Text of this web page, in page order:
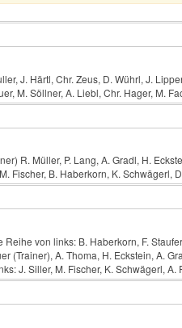
J. Härtl, Chr. Zeus, D. Wührl, J.
M. Söllner, A. Liebl, Chr. Hager, M.
R. Müller, P. Lang, A. Gradl, H.
Fischer, B. Haberkorn, K. Schwägerl,
Reihe von links: B. Haberkorn, F.
(Trainer), A. Thoma, H. Eckstein, A.
J. Siller, M. Fischer, K. Schwägerl, A.